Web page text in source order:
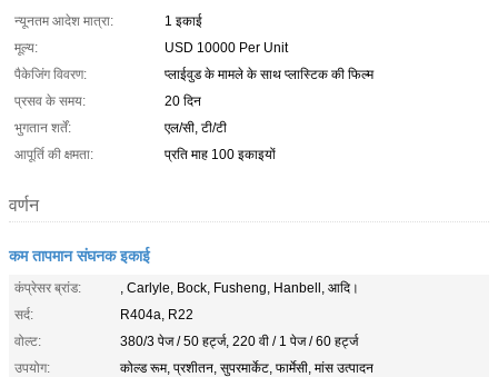
न्यूनतम आदेश मात्रा:
1 इकाई
मूल्य:
USD 10000 Per Unit
पैकेजिंग विवरण:
प्लाईवुड के मामले के साथ प्लास्टिक की फिल्म
प्रसव के समय:
20 दिन
भुगतान शर्तें:
एल/सी, टी/टी
आपूर्ति की क्षमता:
प्रति माह 100 इकाइयों
वर्णन
कम तापमान संघनक इकाई
कंप्रेसर ब्रांड:
, Carlyle, Bock, Fusheng, Hanbell, आदि।
सर्द:
R404a, R22
वोल्ट:
380/3 पेज / 50 हर्ट्ज, 220 वी / 1 पेज / 60 हर्ट्ज
उपयोग:
कोल्ड रूम, प्रशीतन, सुपरमार्केट, फार्मेसी, मांस उत्पादन